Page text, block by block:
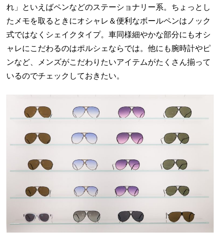
れ」といえばペンなどのステーショナリー系。ちょっとし
たメモを取るときにオシャレ＆便利なボールペンはノック
式ではなくシェイクタイプ。車同様細やかな部分にもオシ
ャレにこだわるのはポルシェならでは。他にも腕時計やピ
ンなど、メンズがこだわりたいアイテムがたくさん揃って
いるのでチェックしておきたい。